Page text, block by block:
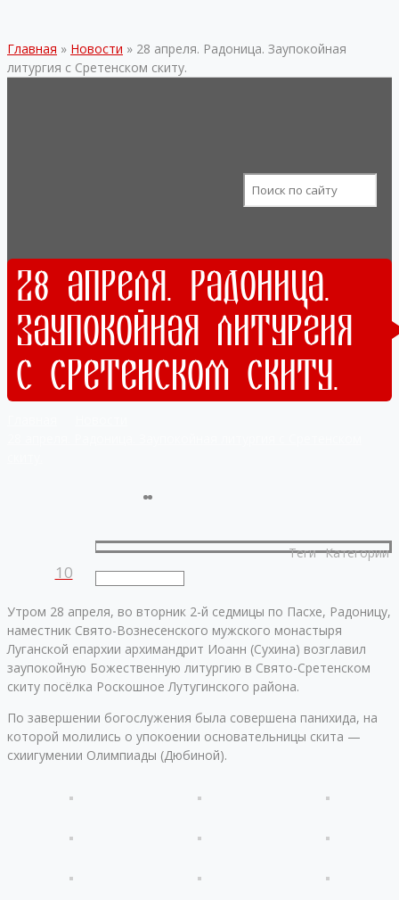
Главная » Новости » 28 апреля. Радоница. Заупокойная
литургия с Сретенском скиту.
28 апреля. Радоница.
Заупокойная литургия
с Сретенском скиту.
10
Категории
Теги
Утром 28 апреля, во вторник 2-й седмицы по Пасхе, Радоницу,
наместник Свято-Вознесенского мужского монастыря
Луганской епархии архимандрит Иоанн (Сухина) возглавил
заупокойную Божественную литургию в Свято-Сретенском
скиту посёлка Роскошное Лутугинского района.
По завершении богослужения была совершена панихида, на
которой молились о упокоении основательницы скита —
схиигумении Олимпиады (Дюбиной).